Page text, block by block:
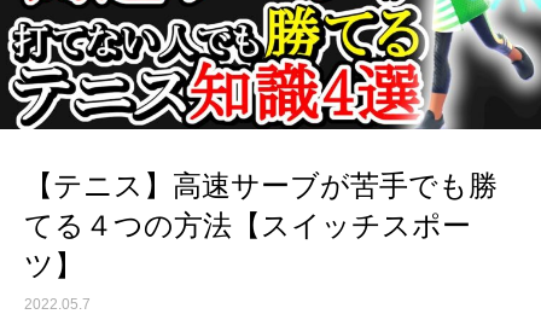
【テニス】高速サーブが苦手でも勝
てる４つの方法【スイッチスポー
ツ】
2022.05.7